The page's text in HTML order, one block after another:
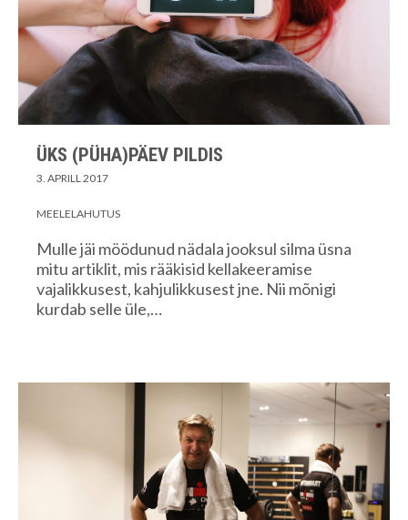
ÜKS (PÜHA)PÄEV PILDIS
3. APRILL 2017
MEELELAHUTUS
Mulle jäi möödunud nädala jooksul silma üsna
mitu artiklit, mis rääkisid kellakeeramise
vajalikkusest, kahjulikkusest jne. Nii mõnigi
kurdab selle üle,…